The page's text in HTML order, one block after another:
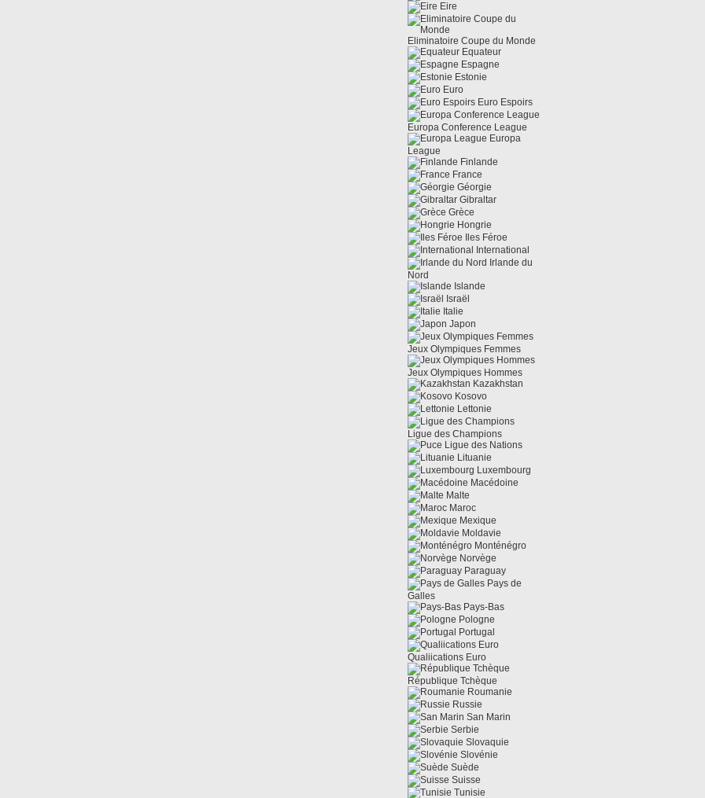
Eire
Eliminatoire Coupe du Monde
Equateur
Espagne
Estonie
Euro
Euro Espoirs
Europa Conference League
Europa
League
Finlande
France
Géorgie
Gibraltar
Grèce
Hongrie
Iles Féroe
International
Irlande du
Nord
Islande
Israël
Italie
Japon
Jeux Olympiques Femmes
Jeux Olympiques Hommes
Kazakhstan
Kosovo
Lettonie
Ligue des Champions
Ligue des Nations
Lituanie
Luxembourg
Macédoine
Malte
Maroc
Mexique
Moldavie
Monténégro
Norvège
Paraguay
Pays de
Galles
Pays-Bas
Pologne
Portugal
Qualiications Euro
République Tchèque
Roumanie
Russie
San Marin
Serbie
Slovaquie
Slovénie
Suède
Suisse
Tunisie